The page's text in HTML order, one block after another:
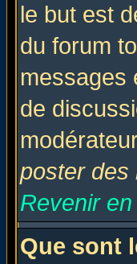
le but est
du forum
messages
de
poster des
Revenir
Que sont